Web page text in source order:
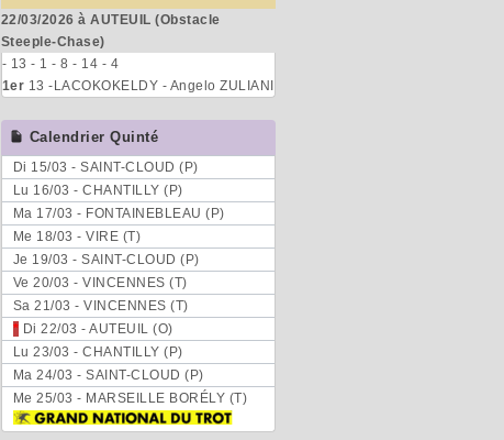
22/03/2026 à AUTEUIL (Obstacle
Steeple-Chase)
- 13 - 1 - 8 - 14 - 4
1er 13 -LACOKOKELDY - Angelo ZULIANI
Calendrier Quinté
Di 15/03 - SAINT-CLOUD (P)
Lu 16/03 - CHANTILLY (P)
Ma 17/03 - FONTAINEBLEAU (P)
Me 18/03 - VIRE (T)
Je 19/03 - SAINT-CLOUD (P)
Ve 20/03 - VINCENNES (T)
Sa 21/03 - VINCENNES (T)
* Di 22/03 - AUTEUIL (O)
Lu 23/03 - CHANTILLY (P)
Ma 24/03 - SAINT-CLOUD (P)
Me 25/03 - MARSEILLE BORÉLY (T)